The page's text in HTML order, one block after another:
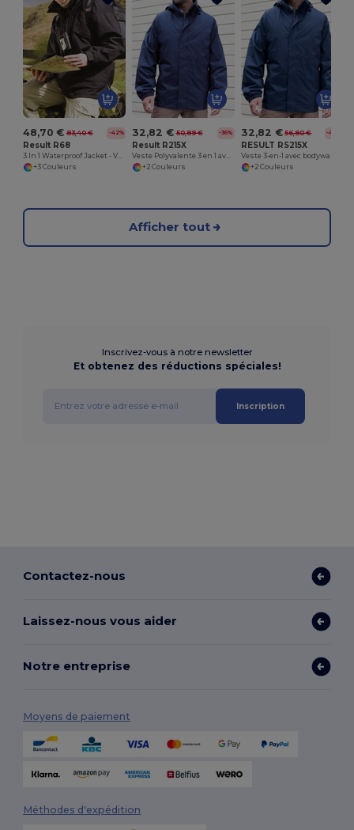
48,70 € 83,40 € -42%
Result R68
+3 Couleurs
32,82 € 50,89 € -36%
Result R215X
+2 Couleurs
32,82 € 56,80 € -42%
RESULT RS215X
+2 Couleurs
Afficher tout
Inscrivez-vous à notre newsletter
Et obtenez des réductions spéciales!
Inscription
Contactez-nous
Laissez-nous vous aider
Notre entreprise
Moyens de paiement
Méthodes d'expédition